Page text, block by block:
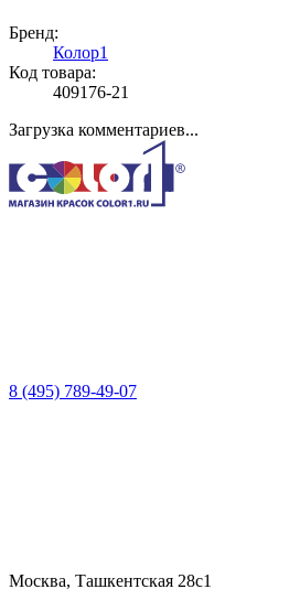
Бренд:
Колор1
Код товара:
409176-21
Загрузка комментариев...
8 (495) 789-49-07
Москва, Ташкентская 28с1